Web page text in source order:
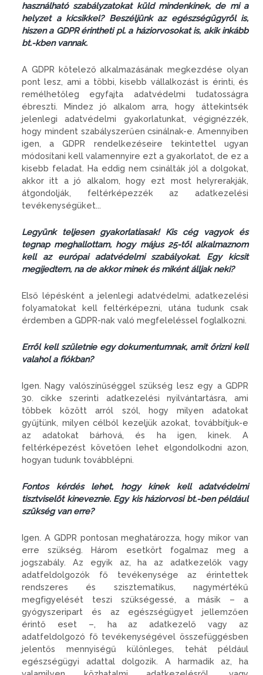
használható szabályzatokat küld mindenkinek, de mi a
helyzet a kicsikkel? Beszéljünk az egészségügyről is,
hiszen a GDPR érintheti pl. a háziorvosokat is, akik inkább
bt.-kben vannak.
A GDPR kötelező alkalmazásának megkezdése olyan
pont lesz, ami a többi, kisebb vállalkozást is érinti, és
remélhetőleg egyfajta adatvédelmi tudatosságra
ébreszti. Mindez jó alkalom arra, hogy áttekintsék
jelenlegi adatvédelmi gyakorlatunkat, végignézzék,
hogy mindent szabályszerűen csinálnak-e. Amennyiben
igen, a GDPR rendelkezéseire tekintettel ugyan
módosítani kell valamennyire ezt a gyakorlatot, de ez a
kisebb feladat. Ha eddig nem csinálták jól a dolgokat,
akkor itt a jó alkalom, hogy ezt most helyrerakják,
átgondolják, feltérképezzék az adatkezelési
tevékenységüket...
Legyünk teljesen gyakorlatiasak! Kis cég vagyok és
tegnap meghallottam, hogy május 25-től alkalmaznom
kell az európai adatvédelmi szabályokat. Egy kicsit
megijedtem, na de akkor minek és miként álljak neki?
Első lépésként a jelenlegi adatvédelmi, adatkezelési
folyamatokat kell feltérképezni, utána tudunk csak
érdemben a GDPR-nak való megfeleléssel foglalkozni.
Erről kell születnie egy dokumentumnak, amit őrizni kell
valahol a fiókban?
Igen. Nagy valószínűséggel szükség lesz egy a GDPR
30. cikke szerinti adatkezelési nyilvántartásra, ami
többek között arról szól, hogy milyen adatokat
gyűjtünk, milyen célból kezeljük azokat, továbbítjuk-e
az adatokat bárhová, és ha igen, kinek. A
feltérképezést követően lehet elgondolkodni azon,
hogyan tudunk továbblépni.
Fontos kérdés lehet, hogy kinek kell adatvédelmi
tisztviselőt kineveznie. Egy kis háziorvosi bt.-ben például
szükség van erre?
Igen. A GDPR pontosan meghatározza, hogy mikor van
erre szükség. Három esetkört fogalmaz meg a
jogszabály. Az egyik az, ha az adatkezelők vagy
adatfeldolgozók fő tevékenysége az érintettek
rendszeres és szisztematikus, nagymértékű
megfigyelését teszi szükségessé, a másik – a
gyógyszeripart és az egészségügyet jellemzően
érintő eset –, ha az adatkezelő vagy az
adatfeldolgozó fő tevékenységével összefüggésben
jelentős mennyiségű különleges, tehát például
egészségügyi adattal dolgozik. A harmadik az, ha